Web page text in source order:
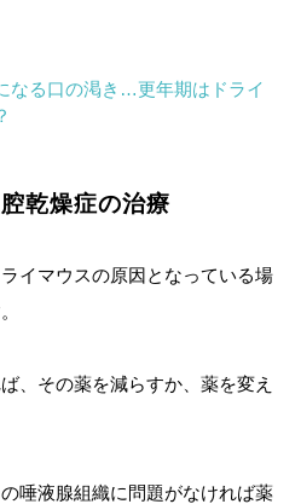
なる口の渇き…更年期はドライ
乾燥症の治療
イマウスの原因となっている場
、その薬を減らすか、薬を変え
唾液腺組織に問題がなければ薬